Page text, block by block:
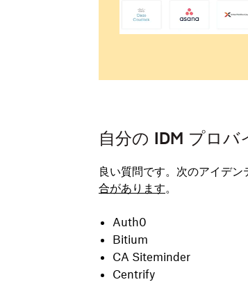
自分の IDM プロバ
良い質問です。次のアイデン
合があります。
Auth0
Bitium
CA Siteminder
Centrify